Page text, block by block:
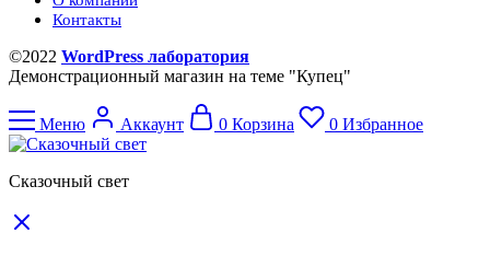
Контакты
©2022 WordPress лаборатория
Демонстрационный магазин на теме "Купец"
Меню Аккаунт 0 Корзина 0 Избранное
Сказочный свет